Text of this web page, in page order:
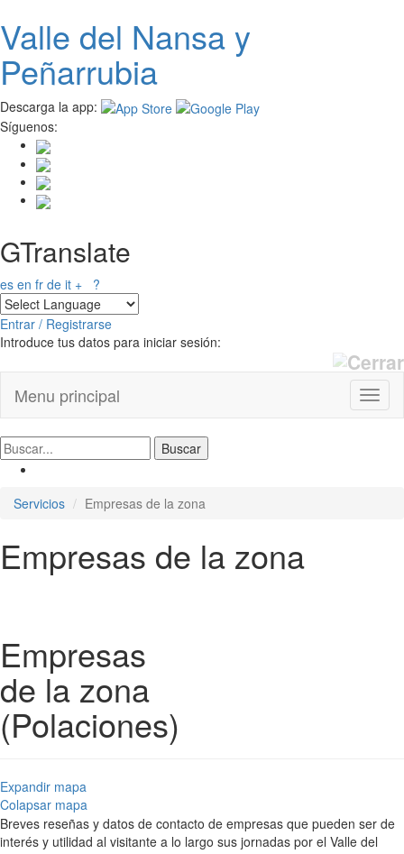
Pasar al contenido principal
Valle del Nansay
Peñarrubia
Descarga la app:
Síguenos:
GTranslate
es en fr de it + ?
Entrar / Registrarse
Introduce tus datos para iniciar sesión:
Menu principal
Servicios Empresas de la zona
Empresas de la zona
Empresas
de la zona
(Polaciones)
Expandir mapa
Colapsar mapa
Breves reseñas y datos de contacto de empresas que pueden ser de
interés y utilidad al visitante a lo largo sus jornadas por el Valle del